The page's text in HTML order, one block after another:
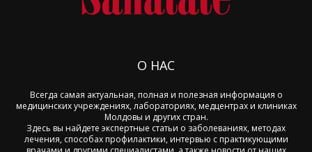
О НАС
Всегда самая актуальная, полная и полезная информация о
медицинских учреждениях, лабораториях, медцентрах и клиниках
Молдовы и других стран.
Здесь вы найдете экспертные статьи о заболеваниях, методах
лечения, способах профилактики, интервью с практикующими